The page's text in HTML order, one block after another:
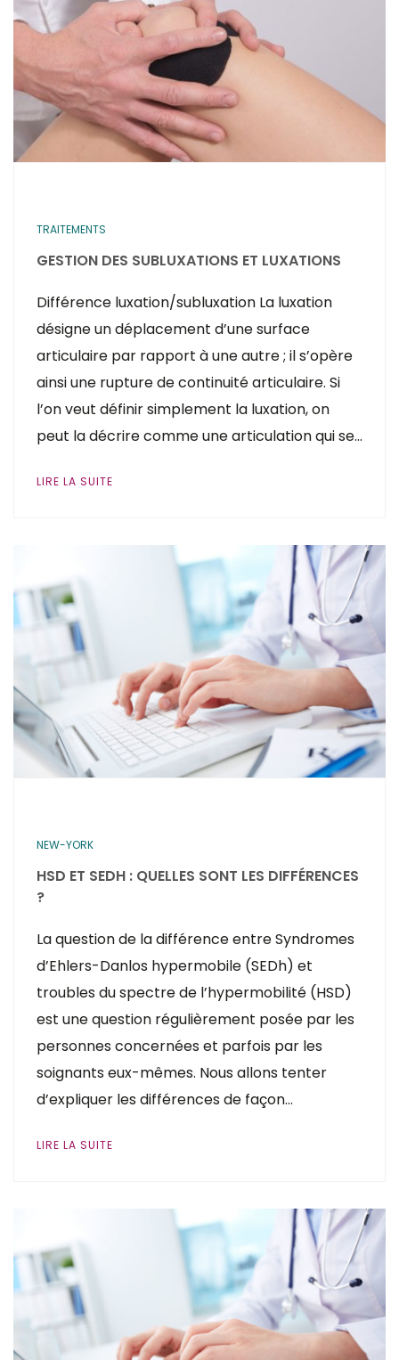
TRAITEMENTS
GESTION DES SUBLUXATIONS ET LUXATIONS
Différence luxation/subluxation La luxation
désigne un déplacement d’une surface
articulaire par rapport à une autre ; il s’opère
ainsi une rupture de continuité articulaire. Si
l’on veut définir simplement la luxation, on
peut la décrire comme une articulation qui se…
LIRE LA SUITE
NEW-YORK
HSD ET SEDH : QUELLES SONT LES DIFFÉRENCES
?
La question de la différence entre Syndromes
d’Ehlers-Danlos hypermobile (SEDh) et
troubles du spectre de l’hypermobilité (HSD)
est une question régulièrement posée par les
personnes concernées et parfois par les
soignants eux-mêmes. Nous allons tenter
d’expliquer les différences de façon…
LIRE LA SUITE